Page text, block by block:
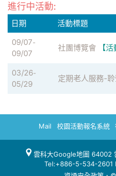
進行中活動:
日期
活動標題
09/07-
09/07
社團博覽會 【
03/26-
05/29
定期老人服務-
Mail 校園活動報名系統
雲科大Google地圖 64002
Tel:+886-5-534-2601